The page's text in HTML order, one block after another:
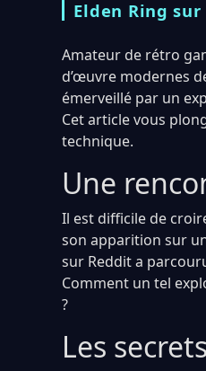
Elden Ring
Amateur de rétro
d’œuvre modernes
émerveillé par un
Cet article vous
technique.
Une
Il est difficile de
son apparition sur
sur Reddit a
Comment un tel
?
Les